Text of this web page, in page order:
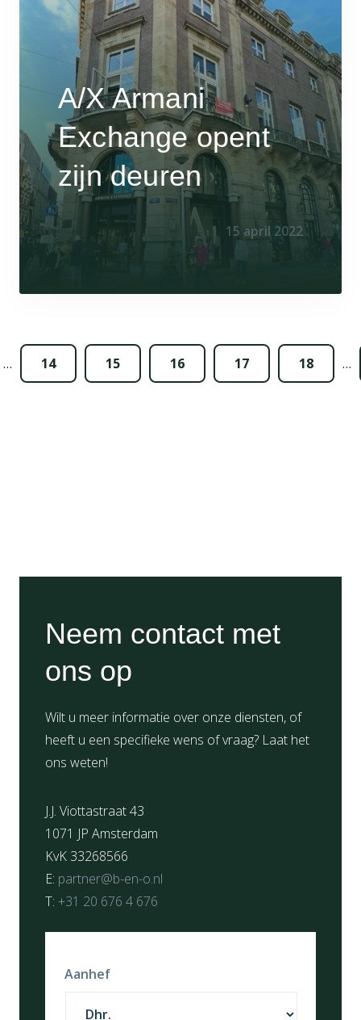
A/X Armani
Exchange opent
zijn deuren
15 april 2022
… 14 15 16 17 18 …
Neem contact met
ons op
Wilt u meer informatie over onze diensten, of
heeft u een specifieke wens of vraag? Laat het
ons weten!
J.J. Viottastraat 43
1071 JP Amsterdam
KvK 33268566
E: partner@b-en-o.nl
T: +31 20 676 4 676
Aanhef